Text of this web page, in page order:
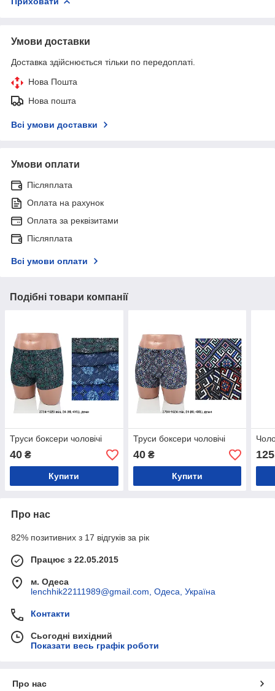
Умови доставки
Доставка здійснюється тільки по передоплаті.
Нова Пошта
Нова пошта
Всі умови доставки
Умови оплати
Післяплата
Оплата на рахунок
Оплата за реквізитами
Післяплата
Всі умови оплати
Подібні товари компанії
Труси боксери чоловічі
40 ₴
Купити
Труси боксери чоловічі
40₴
Купити
125
Про нас
82% позитивних з 17 відгуків за рік
Працює з 22.05.2015
м. Одеса
lenchhik22111989@gmail.com, Одеса, Україна
Контакти
Сьогодні вихідний
Показати весь графік роботи
Про нас